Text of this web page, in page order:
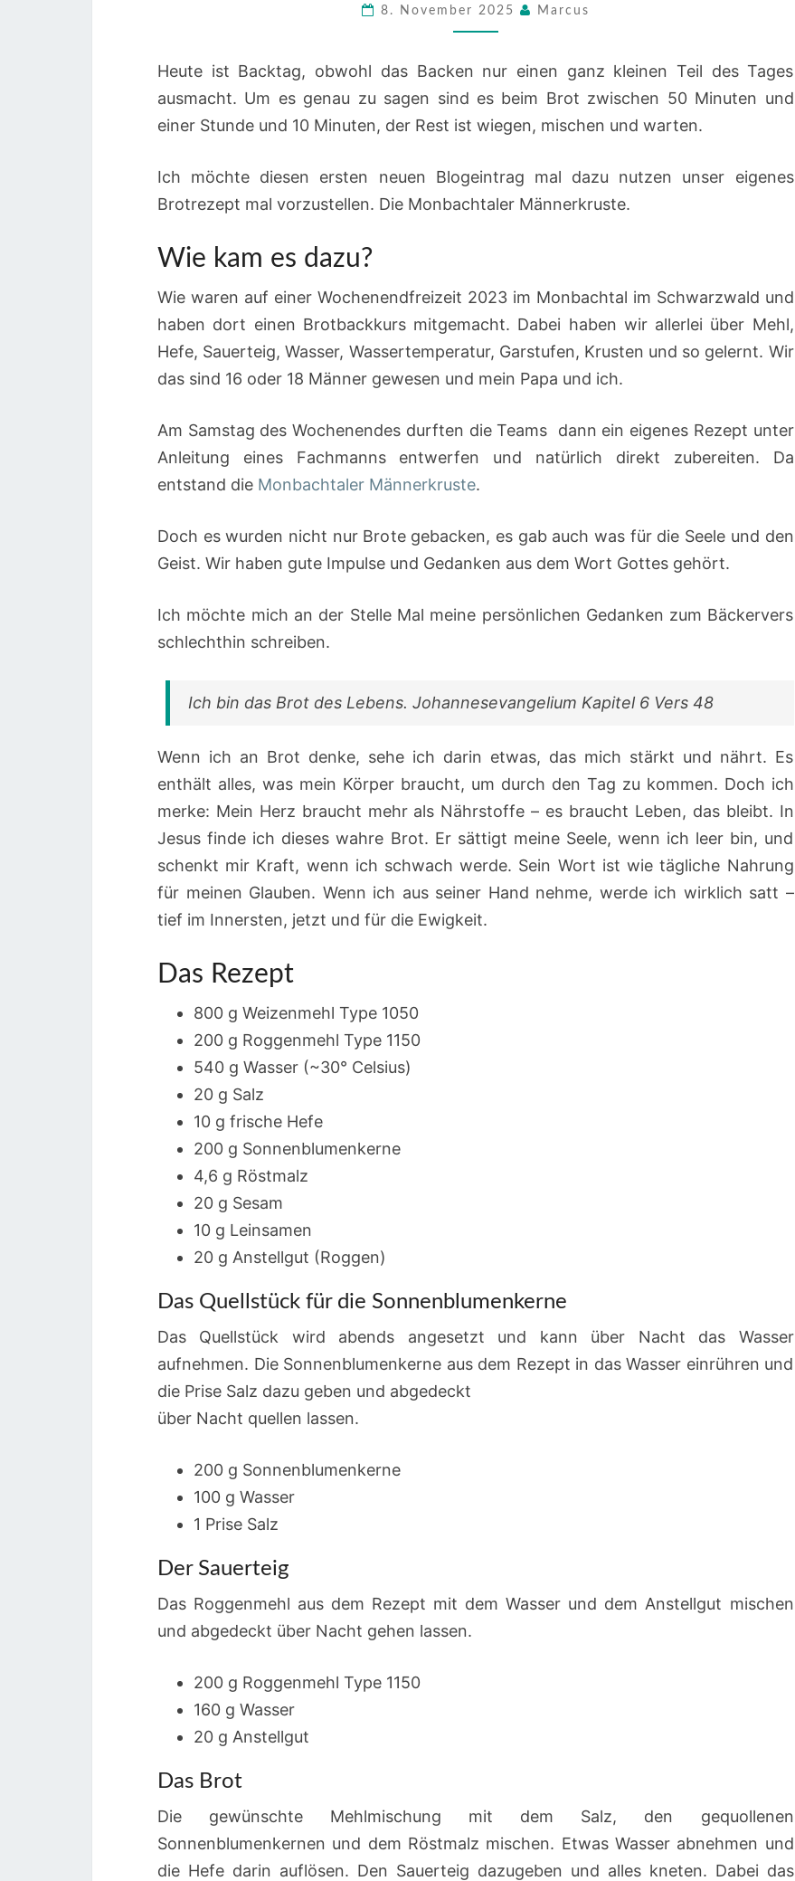
8. November 2025 Marcus
Heute ist Backtag, obwohl das Backen nur einen ganz kleinen Teil des Tages
ausmacht. Um es genau zu sagen sind es beim Brot zwischen 50 Minuten und
einer Stunde und 10 Minuten, der Rest ist wiegen, mischen und warten.
Ich möchte diesen ersten neuen Blogeintrag mal dazu nutzen unser eigenes
Brotrezept mal vorzustellen. Die Monbachtaler Männerkruste.
Wie kam es dazu?
Wie waren auf einer Wochenendfreizeit 2023 im Monbachtal im Schwarzwald und
haben dort einen Brotbackkurs mitgemacht. Dabei haben wir allerlei über Mehl,
Hefe, Sauerteig, Wasser, Wassertemperatur, Garstufen, Krusten und so gelernt. Wir
das sind 16 oder 18 Männer gewesen und mein Papa und ich.
Am Samstag des Wochenendes durften die Teams dann ein eigenes Rezept unter
Anleitung eines Fachmanns entwerfen und natürlich direkt zubereiten. Da
entstand die Monbachtaler Männerkruste.
Doch es wurden nicht nur Brote gebacken, es gab auch was für die Seele und den
Geist. Wir haben gute Impulse und Gedanken aus dem Wort Gottes gehört.
Ich möchte mich an der Stelle Mal meine persönlichen Gedanken zum Bäckervers
schlechthin schreiben.
Ich bin das Brot des Lebens. Johannesevangelium Kapitel 6 Vers 48
Wenn ich an Brot denke, sehe ich darin etwas, das mich stärkt und nährt. Es
enthält alles, was mein Körper braucht, um durch den Tag zu kommen. Doch ich
merke: Mein Herz braucht mehr als Nährstoffe – es braucht Leben, das bleibt. In
Jesus finde ich dieses wahre Brot. Er sättigt meine Seele, wenn ich leer bin, und
schenkt mir Kraft, wenn ich schwach werde. Sein Wort ist wie tägliche Nahrung
für meinen Glauben. Wenn ich aus seiner Hand nehme, werde ich wirklich satt –
tief im Innersten, jetzt und für die Ewigkeit.
Das Rezept
800 g Weizenmehl Type 1050
200 g Roggenmehl Type 1150
540 g Wasser (~30° Celsius)
20 g Salz
10 g frische Hefe
200 g Sonnenblumenkerne
4,6 g Röstmalz
20 g Sesam
10 g Leinsamen
20 g Anstellgut (Roggen)
Das Quellstück für die Sonnenblumenkerne
Das Quellstück wird abends angesetzt und kann über Nacht das Wasser
aufnehmen. Die Sonnenblumenkerne aus dem Rezept in das Wasser einrühren und
die Prise Salz dazu geben und abgedeckt
über Nacht quellen lassen.
200 g Sonnenblumenkerne
100 g Wasser
1 Prise Salz
Der Sauerteig
Das Roggenmehl aus dem Rezept mit dem Wasser und dem Anstellgut mischen
und abgedeckt über Nacht gehen lassen.
200 g Roggenmehl Type 1150
160 g Wasser
20 g Anstellgut
Das Brot
Die gewünschte Mehlmischung mit dem Salz, den gequollenen
Sonnenblumenkernen und dem Röstmalz mischen. Etwas Wasser abnehmen und
die Hefe darin auflösen. Den Sauerteig dazugeben und alles kneten. Dabei das